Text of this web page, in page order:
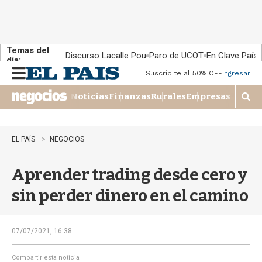
Temas del
día:
Discurso Lacalle Pou Paro de UCOT En Clave País
n
u
Suscribite al 50% OFFIngresar
NoticiasFinanzasRuralesEmpresas
M
o
r
�
e
EL PAÍS NEGOCIOS
Aprender trading desde cero y
sin perder dinero en el camino
07/07/2021, 16:38
Compartir esta noticia